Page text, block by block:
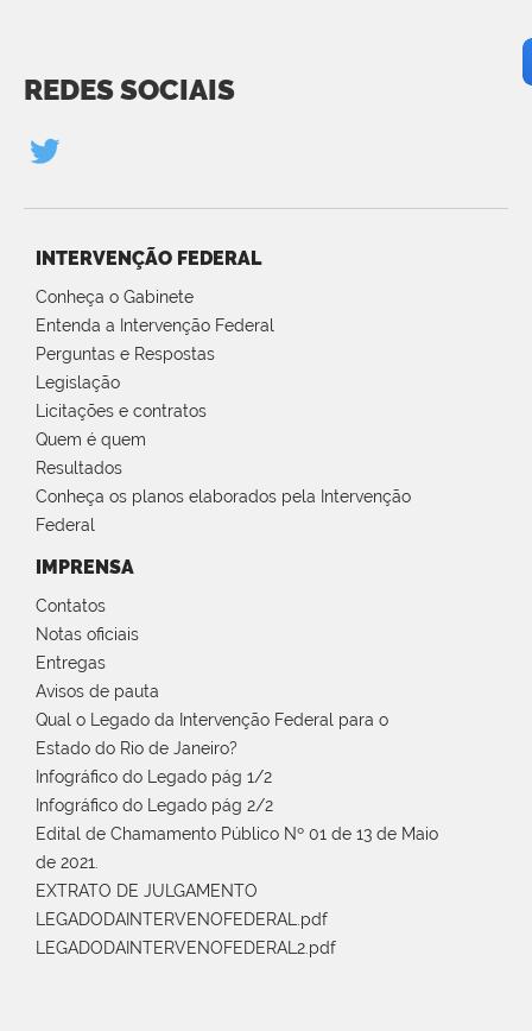
REDES SOCIAIS
INTERVENÇÃO FEDERAL
Conheça o Gabinete
Entenda a Intervenção Federal
Perguntas e Respostas
Legislação
Licitações e contratos
Quem é quem
Resultados
Conheça os planos elaborados pela Intervenção
Federal
IMPRENSA
Contatos
Notas oficiais
Entregas
Avisos de pauta
Qual o Legado da Intervenção Federal para o
Estado do Rio de Janeiro?
Infográfico do Legado pág 1/2
Infográfico do Legado pág 2/2
Edital de Chamamento Público Nº 01 de 13 de Maio
de 2021.
EXTRATO DE JULGAMENTO
LEGADODAINTERVENOFEDERAL.pdf
LEGADODAINTERVENOFEDERAL2.pdf